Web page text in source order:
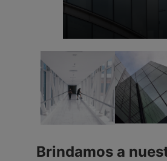
Brindamos a